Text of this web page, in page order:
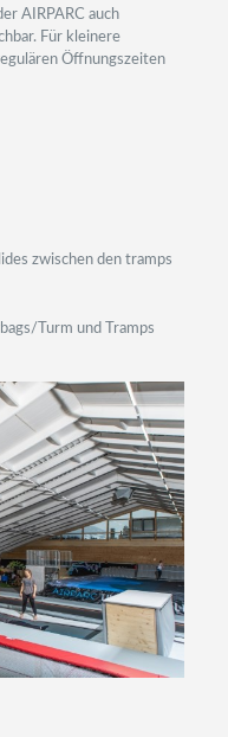
AIRPARC auch
Für kleinere
Öffnungszeiten
zwischen den tramps
Turm und Tramps